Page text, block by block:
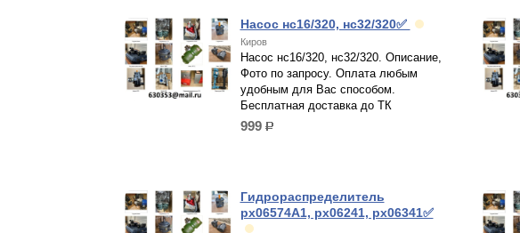
Насос нс16/320, нс32/320✅
Киров
Насос нс16/320, нс32/320. Описание,
Фото по запросу. Оплата любым
удобным для Вас способом.
Бесплатная доставка до ТК
999 р.
Гидрораспределитель
рх06574А1, рх06241, рх06341✅